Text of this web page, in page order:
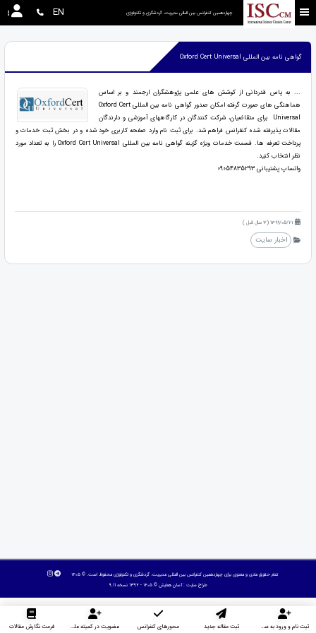
چهاردهمین کنفرانس بین المللی مدیریت، گردشگری و تکنولوژی EN
گواهی نامه بین المللی Oxford Cert Universal
... به پاس قدردانی از کوشش های علمی پژوهشگران ارجمند و بر اساس
هماهنگی های صورت گرفته امکان صدور گواهی نامه بین المللی Oxford Cert
Universal برای متقاضیان، شرکت کنندگان در کارگاههای آموزشی و دارندگان
مقالات پذیرفته شده کنفرانس فراهم شد. برای ثبت نام وارد صفحه کاربری خود شده و در بخش ثبت خدمات و
پرداخت تعرفه ها. قسمت خدمات ویژه گزینه گواهی نامه بین المللی Oxford Cert Universal را به تعداد مورد
نظر انتخاب کنید.
واتساپ پشتیبانی 09054835293
1399/05/21 (3 سال قبل )
اخبار سایت
تمام حقوق مادی و معنوی برای چهاردهمین کنفرانس بین المللی مدیریت، گردشگری و تکنولوژی محفوظ است. © ۱۴۰۵
طراح سایت :آسان همایش © ۱۴۰۵ - 1392 نسخه 9.11
ثبت نام و ورود به سایت ثبت مقاله جدید محورهای کنفرانس عضویت در کمیته علمی داوران فرمت نگارش مقالات